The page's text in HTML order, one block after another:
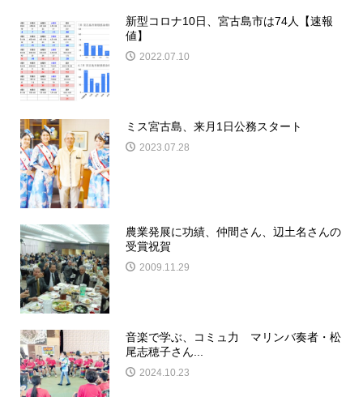
新型コロナ10日、宮古島市は74人【速報
値】
2022.07.10
ミス宮古島、来月1日公務スタート
2023.07.28
農業発展に功績、仲間さん、辺土名さんの
受賞祝賀
2009.11.29
音楽で学ぶ、コミュ力 マリンバ奏者・松
尾志穂子さん...
2024.10.23